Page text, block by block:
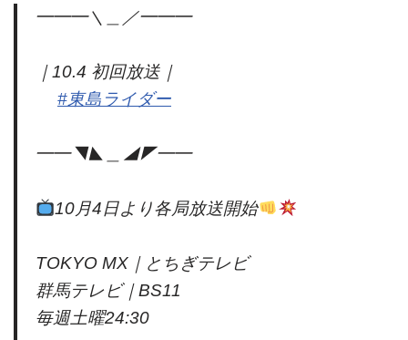
━━━＼＿／━━━
｜10.4 初回放送｜
#東島ライダー
━━◥◣＿◢◤━━
10月4日より各局放送開始
TOKYO MX｜とちぎテレビ
群馬テレビ｜BS11
毎週土曜24:30